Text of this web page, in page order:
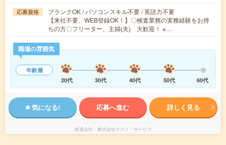
応募資格
ブランクOK / パソコンスキル不要 / 英語力不要
【来社不要、WEB登録OK！】〇検査業務の実務経験をお持
ちの方〇フリーター、主婦(夫) 大歓迎！ ※…
職場の雰囲気
年齢層
20代
30代 40代 50代 60代
気になる! 応募へ進む 詳しく見る
派遣会社 株式会社テクノ・サービス